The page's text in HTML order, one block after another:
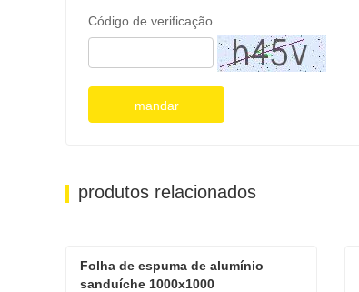
Código de verificação
mandar
produtos relacionados
Folha de espuma de alumínio
sanduíche 1000x1000